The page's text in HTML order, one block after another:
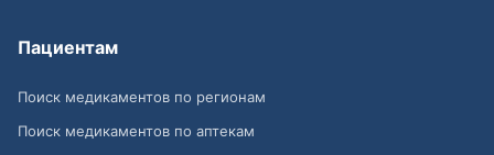
Пациентам
Поиск медикаментов по регионам
Поиск медикаментов по аптекам